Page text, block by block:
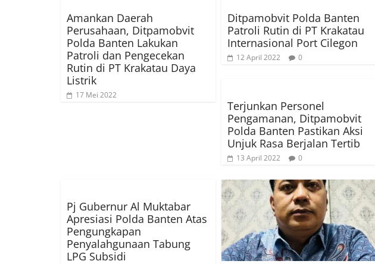
Amankan Daerah
Perusahaan, Ditpamobvit
Polda Banten Lakukan
Patroli dan Pengecekan
Rutin di PT Krakatau Daya
Listrik
17 Mei 2022
Ditpamobvit Polda Banten
Patroli Rutin di PT Krakatau
Internasional Port Cilegon
12 April 2022 0
Terjunkan Personel
Pengamanan, Ditpamobvit
Polda Banten Pastikan Aksi
Unjuk Rasa Berjalan Tertib
13 April 2022 0
Pj Gubernur Al Muktabar
Apresiasi Polda Banten Atas
Pengungkapan
Penyalahgunaan Tabung
LPG Subsidi